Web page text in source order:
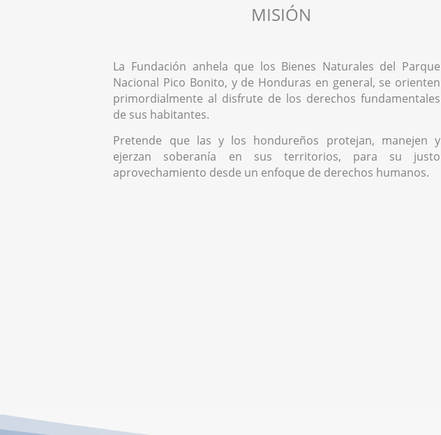
MISIÓN
La Fundación anhela que los Bienes Naturales del Parque
Nacional Pico Bonito, y de Honduras en general, se orienten
primordialmente al disfrute de los derechos fundamentales
de sus habitantes.
Pretende que las y los hondureños protejan, manejen y
ejerzan soberanía en sus territorios, para su justo
aprovechamiento desde un enfoque de derechos humanos.